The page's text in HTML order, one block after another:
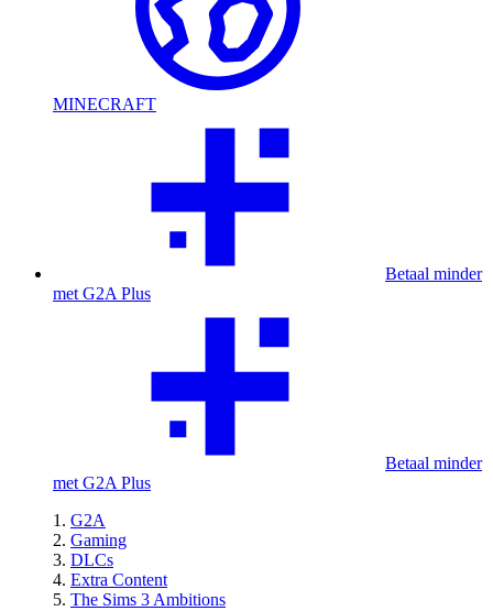
MINECRAFT
Betaal minder
met G2A Plus
Betaal minder
met G2A Plus
G2A
Gaming
DLCs
Extra Content
The Sims 3 Ambitions